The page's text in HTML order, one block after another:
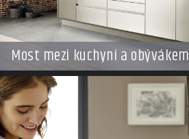
Most mezi kuchyní a obývákem